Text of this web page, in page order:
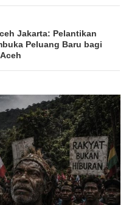
Jakarta: Pelantikan
Peluang Baru bagi